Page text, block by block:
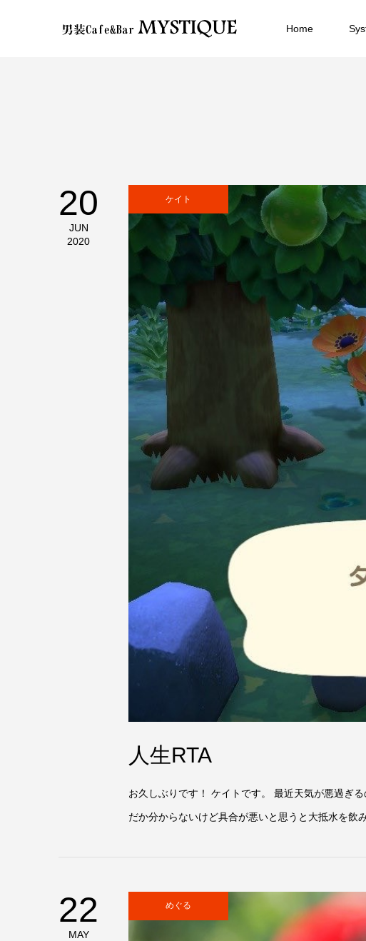
Home
20
JUN
2020
ケイト
人生RTA
お久しぶりです！ ケイトです。 最近天気が悪過ぎ
だか分からないけど具合が悪いと思うと大抵水を飲
22
MAY
めぐる